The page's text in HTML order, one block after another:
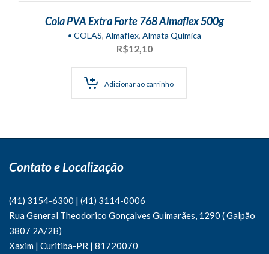
Cola PVA Extra Forte 768 Almaflex 500g
• COLAS, Almaflex, Almata Química
R$12,10
Adicionar ao carrinho
Contato e Localização
(41) 3154-6300 | (41) 3114-0006
Rua General Theodorico Gonçalves Guimarães, 1290 ( Galpão
3807 2A/2B)
Xaxim | Curitiba-PR | 81720070